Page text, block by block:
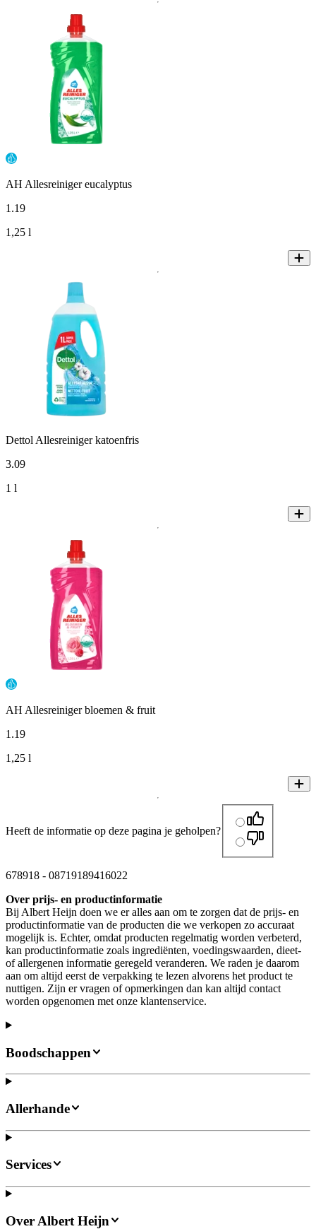
AH Allesreiniger eucalyptus
1 .19
1,25 l
Dettol Allesreiniger katoenfris
3.09
1 l
AH Allesreiniger bloemen & fruit
1 .19
1,25 l
Heeft de informatie op deze pagina je geholpen?
678918 - 08719189416022
Over prijs- en productinformatie
Bij Albert Heijn doen we er alles aan om te zorgen dat de prijs- en
productinformatie van de producten die we verkopen zo accuraat
mogelijk is. Echter, omdat producten regelmatig worden verbeterd,
kan productinformatie zoals ingrediënten, voedingswaarden, dieet-
of allergenen informatie geregeld veranderen. We raden je daarom
aan om altijd eerst de verpakking te lezen alvorens het product te
nuttigen. Zijn er vragen of opmerkingen dan kan altijd contact
worden opgenomen met onze klantenservice.
Boodschappen
Allerhande
Services
Over Albert Heijn